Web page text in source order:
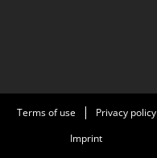
Terms of use
Privacy policy
Imprint